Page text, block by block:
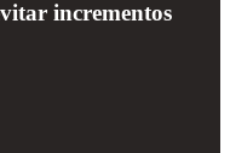
incrementos